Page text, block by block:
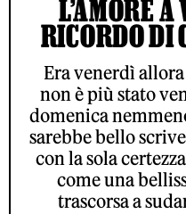
L’AMORE A
RICORDO DI
Era venerdì
non è più stato
domenica
sarebbe bello
con la sola
come una
trascorsa a